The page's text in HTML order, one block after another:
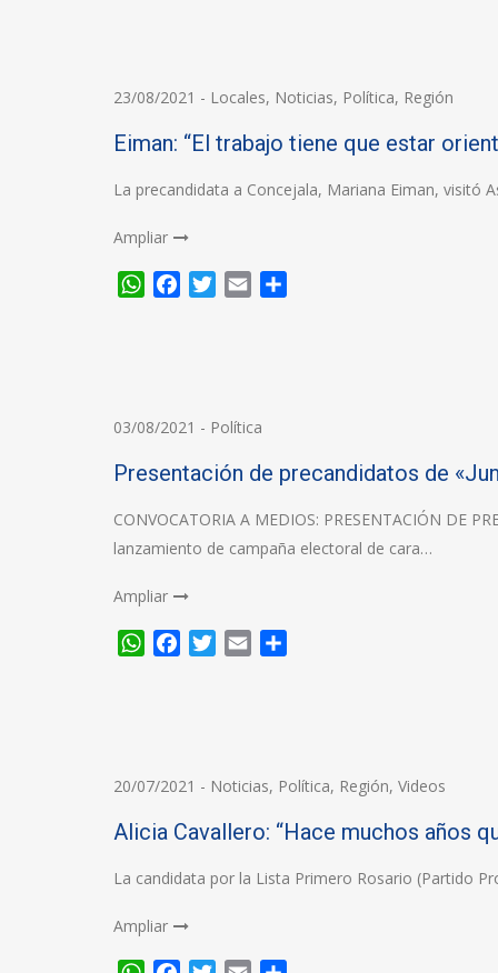
23/08/2021 - Locales, Noticias, Política, Región
Eiman: “El trabajo tiene que estar
La precandidata a Concejala, Mariana Eiman, visitó
Ampliar
WhatsApp
FacebookTwitter
Email
03/08/2021 - Política
Presentación de precandidatos de
CONVOCATORIA A MEDIOS: PRESENTACIÓN DE
lanzamiento de campaña electoral de cara…
Ampliar
WhatsApp
FacebookTwitter
Email
20/07/2021 - Noticias, Política, Región, Videos
Alicia Cavallero: “Hace muchos años
La candidata por la Lista Primero Rosario (Partido
Ampliar